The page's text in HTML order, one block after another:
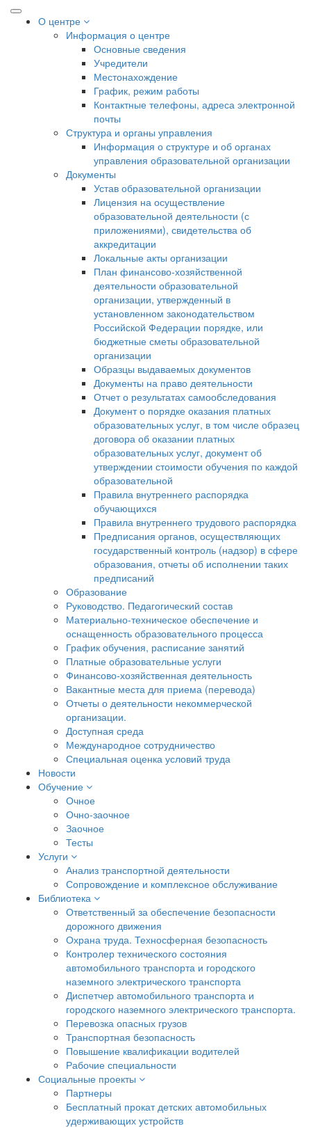
О центре
Информация о центре
Основные сведения
Учредители
Местонахождение
График, режим работы
Контактные телефоны, адреса электронной
почты
Структура и органы управления
Информация о структуре и об органах
управления образовательной организации
Документы
Устав образовательной организации
Лицензия на осуществление
образовательной деятельности (с
приложениями), свидетельства об
аккредитации
Локальные акты организации
План финансово-хозяйственной
деятельности образовательной
организации, утвержденный в
установленном законодательством
Российской Федерации порядке, или
бюджетные сметы образовательной
организации
Образцы выдаваемых документов
Документы на право деятельности
Отчет о результатах самообследования
Документ о порядке оказания платных
образовательных услуг, в том числе образец
договора об оказании платных
образовательных услуг, документ об
утверждении стоимости обучения по каждой
образовательной
Правила внутреннего распорядка
обучающихся
Правила внутреннего трудового распорядка
Предписания органов, осуществляющих
государственный контроль (надзор) в сфере
образования, отчеты об исполнении таких
предписаний
Образование
Руководство. Педагогический состав
Материально-техническое обеспечение и
оснащенность образовательного процесса
График обучения, расписание занятий
Платные образовательные услуги
Финансово-хозяйственная деятельность
Вакантные места для приема (перевода)
Отчеты о деятельности некоммерческой
организации.
Доступная среда
Международное сотрудничество
Специальная оценка условий труда
Новости
Обучение
Очное
Очно-заочное
Заочное
Тесты
Услуги
Анализ транспортной деятельности
Сопровождение и комплексное обслуживание
Библиотека
Ответственный за обеспечение безопасности
дорожного движения
Охрана труда. Техносферная безопасность
Контролер технического состояния
автомобильного транспорта и городского
наземного электрического транспорта
Диспетчер автомобильного транспорта и
городского наземного электрического транспорта.
Перевозка опасных грузов
Транспортная безопасность
Повышение квалификации водителей
Рабочие специальности
Социальные проекты
Партнеры
Бесплатный прокат детских автомобильных
удерживающих устройств